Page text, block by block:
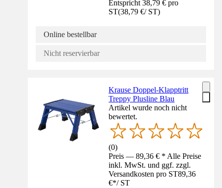
Entspricht 38,79 € pro
ST(38,79 €/ ST)
Online bestellbar
Nicht reservierbar
Krause Doppel-Klapptritt
Treppy Plusline Blau
Artikel wurde noch nicht
bewertet.
(0)
Preis — 89,36 € * Alle Preise
inkl. MwSt. und ggf. zzgl.
Versandkosten pro ST89,36
€*/ ST